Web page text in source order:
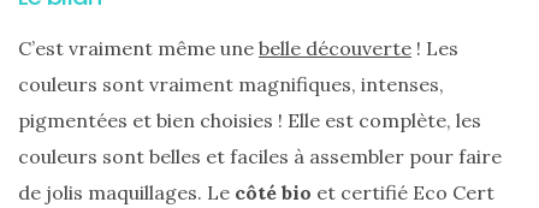
Derniers
(45)
Lookbook
(175)
C’est vraiment même une belle découverte ! Les
couleurs sont vraiment magnifiques, intenses,
pigmentées et bien choisies ! Elle est complète, les
couleurs sont belles et faciles à assembler pour faire
de jolis maquillages. Le côté bio et certifié Eco Cert